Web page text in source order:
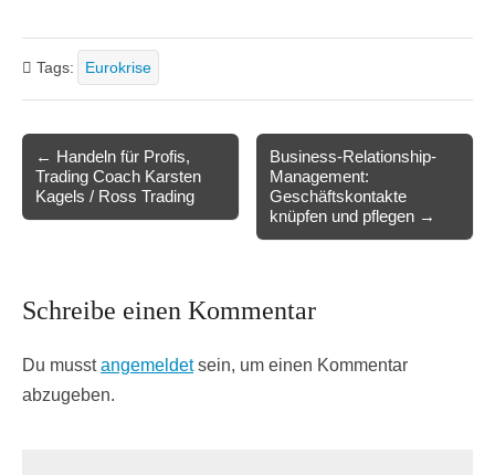
Tags: Eurokrise
navigation
← Handeln für Profis,
Trading Coach Karsten
Kagels / Ross Trading
Business-Relationship-
Management:
Geschäftskontakte
knüpfen und pflegen →
Schreibe einen Kommentar
Du musstangemeldetsein, um einen Kommentar
abzugeben.